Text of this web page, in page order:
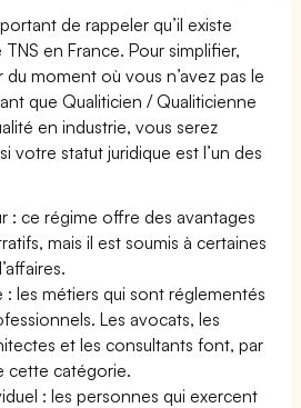
de rappeler qu’il existe
en France. Pour simplifier,
moment où vous n’avez pas le
que Qualiticien / Qualiticienne
en industrie, vous serez
votre statut juridique est l’un des
: ce régime offre des avantages
mais il est soumis à certaines
: les métiers qui sont réglementés
Les avocats, les
et les consultants font, par
cette catégorie.
: les personnes qui exercent